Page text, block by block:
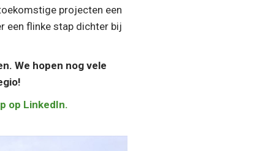
projecten een
een flinke stap dichter bij
We hopen nog vele
op LinkedIn.